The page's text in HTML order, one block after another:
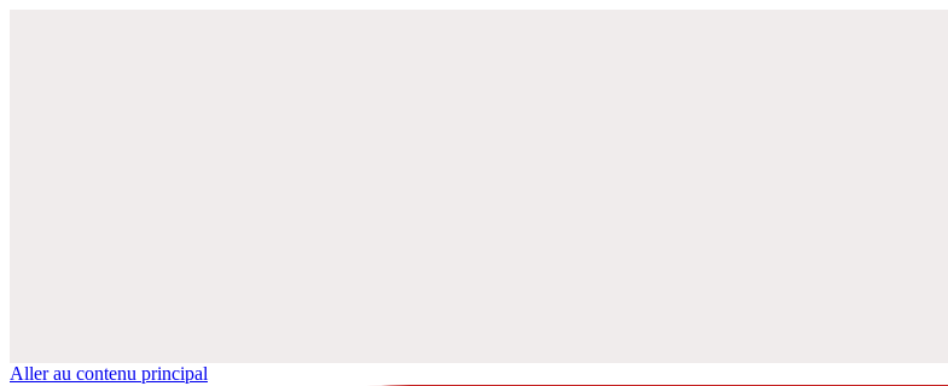
Aller au contenu principal